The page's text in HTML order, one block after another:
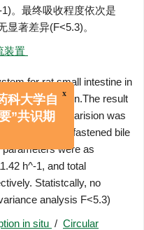
。最终吸收程度依次是
显著差异(F<5.3)。
装置
for rat small intestine in
of baicalin.The result
40%).A comparision was
and unfastened bile
were as
h^-1, and total
Statistcally, no
analysis F<5.3)
in situ / Circular
科大学自
”共识期